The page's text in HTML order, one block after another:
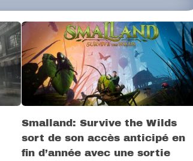
Smalland: Survive the Wilds
sort de son accès anticipé en
fin d’année avec une sortie